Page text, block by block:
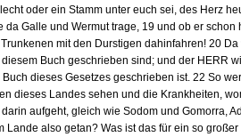
oder ein Stamm unter euch sei, des Herz
Galle und Wermut trage, 19 und ob er
mit den Durstigen dahinfahren! 20
Buch geschrieben sind; und der HERR
dieses Gesetzes geschrieben ist. 22 So
dieses Landes sehen und die Krankheiten,
aufgeht, gleich wie Sodom und Gomorra,
Lande also getan? Was ist das für ein so